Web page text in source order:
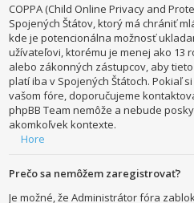
COPPA (Child Online Privacy and
Spojených Štátov, ktorý má chrániť
kde je potencionálna možnosť
užívateľovi, ktorému je menej ako 13
alebo zákonných zástupcov, aby
platí iba v Spojených Štátoch. Pokiaľ
vašom fóre, doporučujeme
phpBB Team nemôže a nebude
akomkoľvek kontexte.
Hore
Prečo sa nemôžem zaregistrovať?
Je možné, že Administrátor fóra